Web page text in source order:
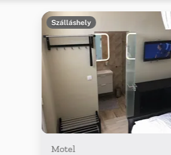
Szálláshely
Motel